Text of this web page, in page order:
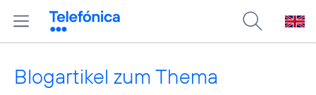
Blogartikel zum Thema